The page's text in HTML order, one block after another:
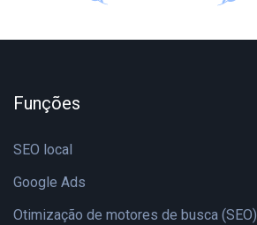
Funções
SEO local
Google Ads
Otimização de motores de busca (SEO)